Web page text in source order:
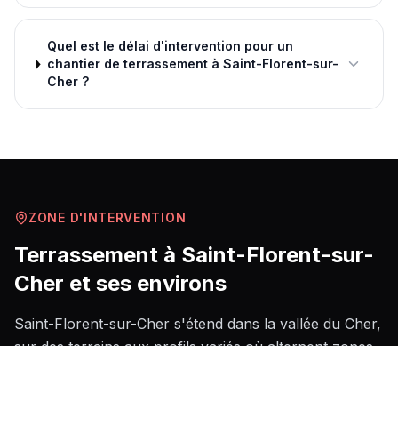
Quel est le délai d'intervention pour un
chantier de terrassement à Saint-Florent-sur-
Cher ?
ZONE D'INTERVENTION
Terrassement à Saint-Florent-sur-
Cher et ses environs
Saint-Florent-sur-Cher s'étend dans la vallée du Cher,
sur des terrains aux profils variés où alternent zones